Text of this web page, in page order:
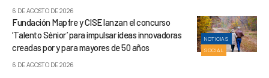
6 DE AGOSTO DE 2026
NOTICIAS
SOCIAL
Fundación Mapfre y CISE lanzan el concurso
‘Talento Sénior’ para impulsar ideas innovadoras
creadas por y para mayores de 50 años
6 DE AGOSTO DE 2026